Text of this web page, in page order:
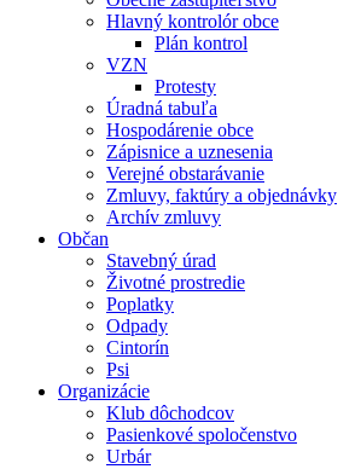
Hlavný kontrolór obce
Plán kontrol
VZN
Protesty
Úradná tabuľa
Hospodárenie obce
Zápisnice a uznesenia
Verejné obstarávanie
Zmluvy, faktúry a objednávky
Archív zmluvy
Občan
Stavebný úrad
Životné prostredie
Poplatky
Odpady
Cintorín
Psi
Organizácie
Klub dôchodcov
Pasienkové spoločenstvo
Urbár